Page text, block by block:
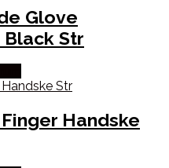
Glove
Black Str
Handske